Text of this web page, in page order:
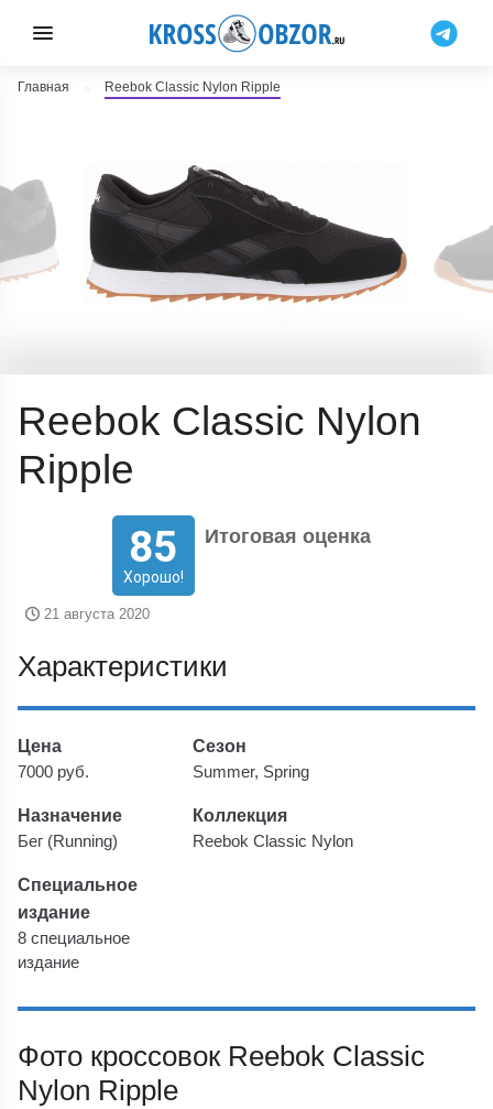
Главная Reebok Classic Nylon Ripple
Reebok Classic Nylon
Ripple
85
Хорошо!
Итоговая оценка
21 августа 2020
Характеристики
Цена
7000 руб.
Сезон
Summer, Spring
Назначение
Бег (Running)
Коллекция
Reebok Classic Nylon
Специальное
издание
8 специальное
издание
Фото кроссовок Reebok Classic
Nylon Ripple